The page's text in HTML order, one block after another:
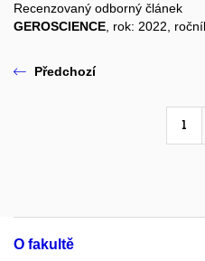
Recenzovaný odborný článek
GEROSCIENCE, rok: 2022,
Předchozí
1
O fakultě